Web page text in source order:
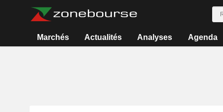
Marchés Actualités Analyses Agenda